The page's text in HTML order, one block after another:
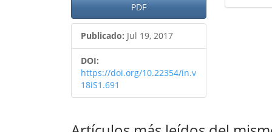
PDF
Publicado: Jul 19, 2017
DOI:
https://doi.org/10.22354/in.v
18iS1.691